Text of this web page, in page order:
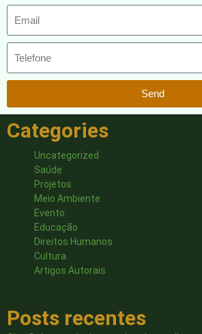
Send
Categories
Uncategorized
Saúde
Projetos
Meio Ambiente
Evento
Educação
Direitos Humanos
Cultura
Artigos Autorais
Posts recentes